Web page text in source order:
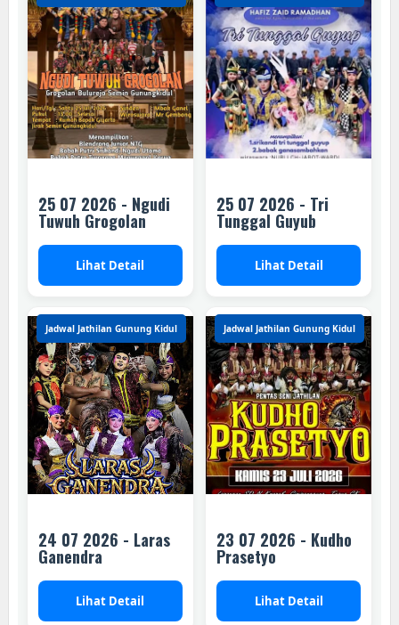
25 07 2026 - Ngudi
Tuwuh Grogolan
Lihat Detail
25 07 2026 - Tri
Tunggal Guyub
Lihat Detail
Jadwal Jathilan Gunung Kidul
24 07 2026 - Laras
Ganendra
Lihat Detail
Jadwal Jathilan Gunung Kidul
23 07 2026 - Kudho
Prasetyo
Lihat Detail